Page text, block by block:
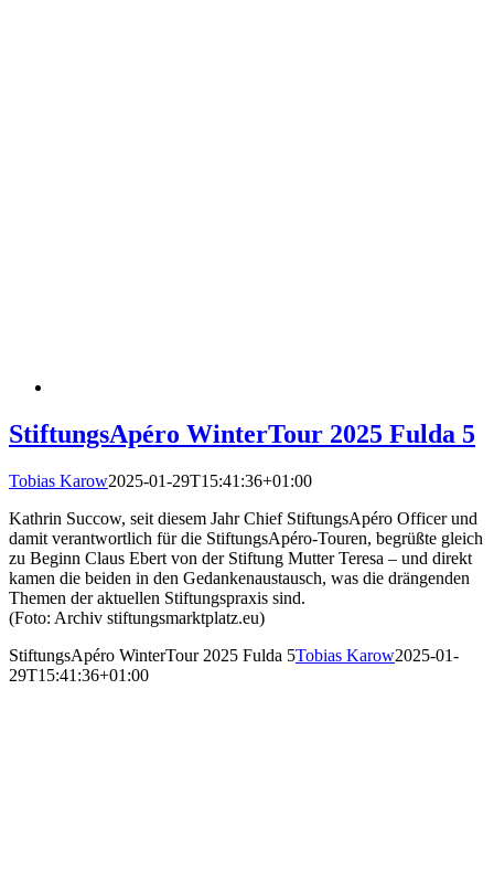
StiftungsApéro WinterTour 2025 Fulda 5
Tobias Karow2025-01-29T15:41:36+01:00
Kathrin Succow, seit diesem Jahr Chief StiftungsApéro Officer und
damit verantwortlich für die StiftungsApéro-Touren, begrüßte gleich
zu Beginn Claus Ebert von der Stiftung Mutter Teresa – und direkt
kamen die beiden in den Gedankenaustausch, was die drängenden
Themen der aktuellen Stiftungspraxis sind.
(Foto: Archiv stiftungsmarktplatz.eu)
StiftungsApéro WinterTour 2025 Fulda 5Tobias Karow2025-01-
29T15:41:36+01:00